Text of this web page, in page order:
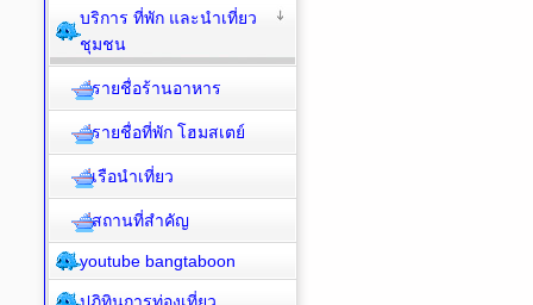
บริการ ที่พัก และนำเที่ยว
ชุมชน
รายชื่อร้านอาหาร
รายชื่อที่พัก โฮมสเตย์
เรือนำเที่ยว
สถานที่สำคัญ
youtube bangtaboon